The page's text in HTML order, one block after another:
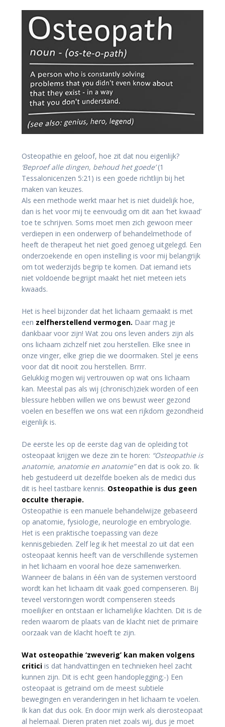
Osteopathie en geloof, hoe zit dat nou eigenlijk?
‘Beproef alle dingen, behoud het goede’(1
Tessalonicenzen 5:21) is een goede richtlijn bij het
maken van keuzes.
Als een methode werkt maar het is niet duidelijk hoe,
dan is het voor mij te eenvoudig om dit aan ‘het kwaad’
toe te schrijven. Soms moet men zich gewoon meer
verdiepen in een onderwerp of behandelmethode of
heeft de therapeut het niet goed genoeg uitgelegd. Een
onderzoekende en open instelling is voor mij belangrijk
om tot wederzijds begrip te komen. Dat iemand iets
niet voldoende begrijpt maakt het niet meteen iets
kwaads.
Het is heel bijzonder dat het lichaam gemaakt is met
een zelfherstellend vermogen. Daar mag je
dankbaar voor zijn! Wat zou ons leven anders zijn als
ons lichaam zichzelf niet zou herstellen. Elke snee in
onze vinger, elke griep die we doormaken. Stel je eens
voor dat dit nooit zou herstellen. Brrrr.
Gelukkig mogen wij vertrouwen op wat ons lichaam
kan. Meestal pas als wij (chronisch)ziek worden of een
blessure hebben willen we ons bewust weer gezond
voelen en beseffen we ons wat een rijkdom gezondheid
eigenlijk is.
De eerste les op de eerste dag van de opleiding tot
osteopaat krijgen we deze zin te horen: “Osteopathie is
anatomie, anatomie en anatomie”en dat is ook zo. Ik
heb gestudeerd uit dezelfde boeken als de medici dus
dit is heel tastbare kennis. Osteopathie is dus geen
occulte therapie.
Osteopathie is een manuele behandelwijze gebaseerd
op anatomie, fysiologie, neurologie en embryologie.
Het is een praktische toepassing van deze
kennisgebieden. Zelf leg ik het meestal zo uit dat een
osteopaat kennis heeft van de verschillende systemen
in het lichaam en vooral hoe deze samenwerken.
Wanneer de balans in één van de systemen verstoord
wordt kan het lichaam dit vaak goed compenseren. Bij
teveel verstoringen wordt compenseren steeds
moeilijker en ontstaan er lichamelijke klachten. Dit is de
reden waarom de plaats van de klacht niet de primaire
oorzaak van de klacht hoeft te zijn.
Wat osteopathie ‘zweverig’ kan maken volgens
critici is dat handvattingen en technieken heel zacht
kunnen zijn. Dit is echt geen handoplegging;-) Een
osteopaat is getraind om de meest subtiele
bewegingen en veranderingen in het lichaam te voelen.
Ik kan dat dus ook. En door mijn werk als dierosteopaat
al helemaal. Dieren praten niet zoals wij, dus je moet